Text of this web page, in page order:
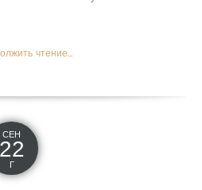
чтение...
СЕН
22
Г